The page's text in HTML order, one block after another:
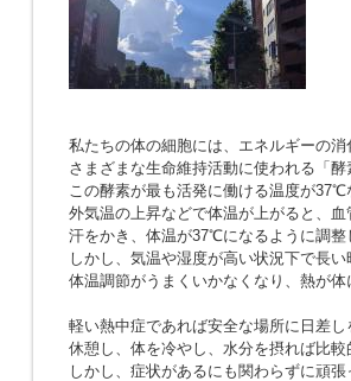
私たちの体の細胞には、エネルギーの
さまざまな生命維持活動に使われる「酵
この酵素が最も活発に働ける温度が37℃
外気温の上昇などで体温が上がると、
汗をかき、体温が37℃になるように調整
しかし、気温や湿度が高い状況下で長
体温調節がうまくいかなくなり、熱が
軽い熱中症であれば安全な場所に日差
休憩し、体を冷やし、水分を摂れば比較
しかし、症状があるにも関わらずに頑